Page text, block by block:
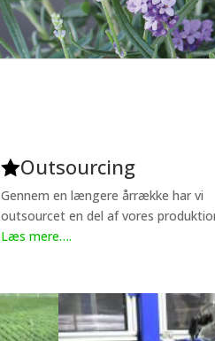
Outsourcing
Gennem en længere årrække har vi
outsourcet en del af vores
Læs mere….